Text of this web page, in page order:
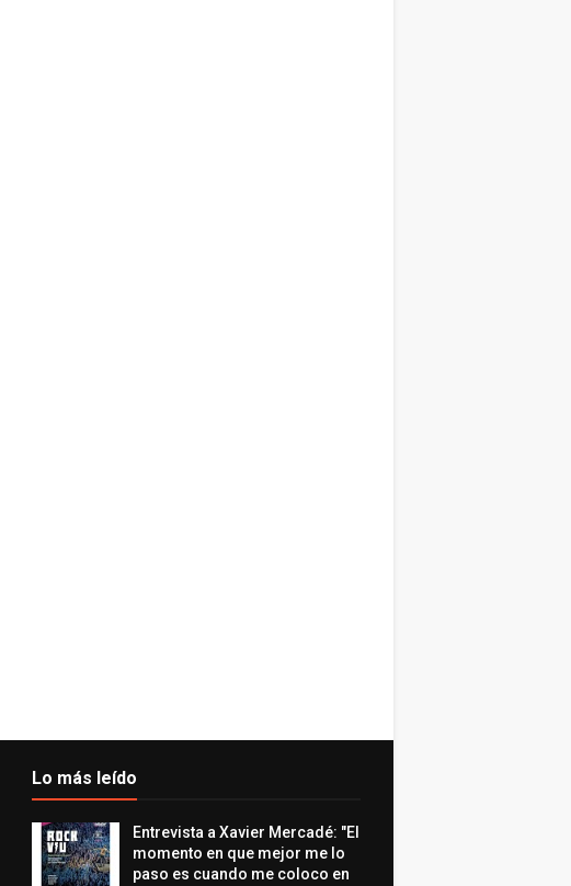
Lo más leído
Entrevista a Xavier Mercadé: "El
momento en que mejor me lo
paso es cuando me coloco en